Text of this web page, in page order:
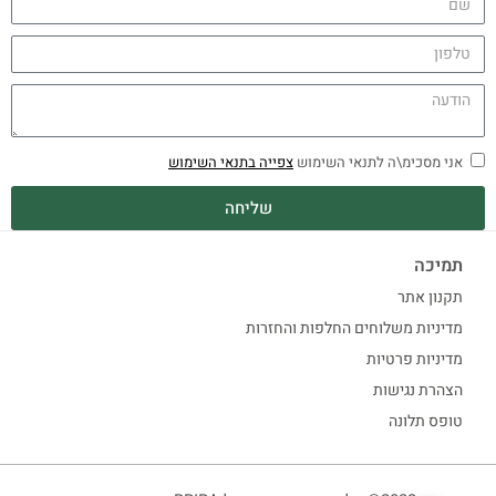
אני מסכימ\ה לתנאי השימוש צפייה בתנאי השימוש
שליחה
תמיכה
תקנון אתר
מדיניות משלוחים החלפות והחזרות
מדיניות פרטיות
הצהרת נגישות
טופס תלונה